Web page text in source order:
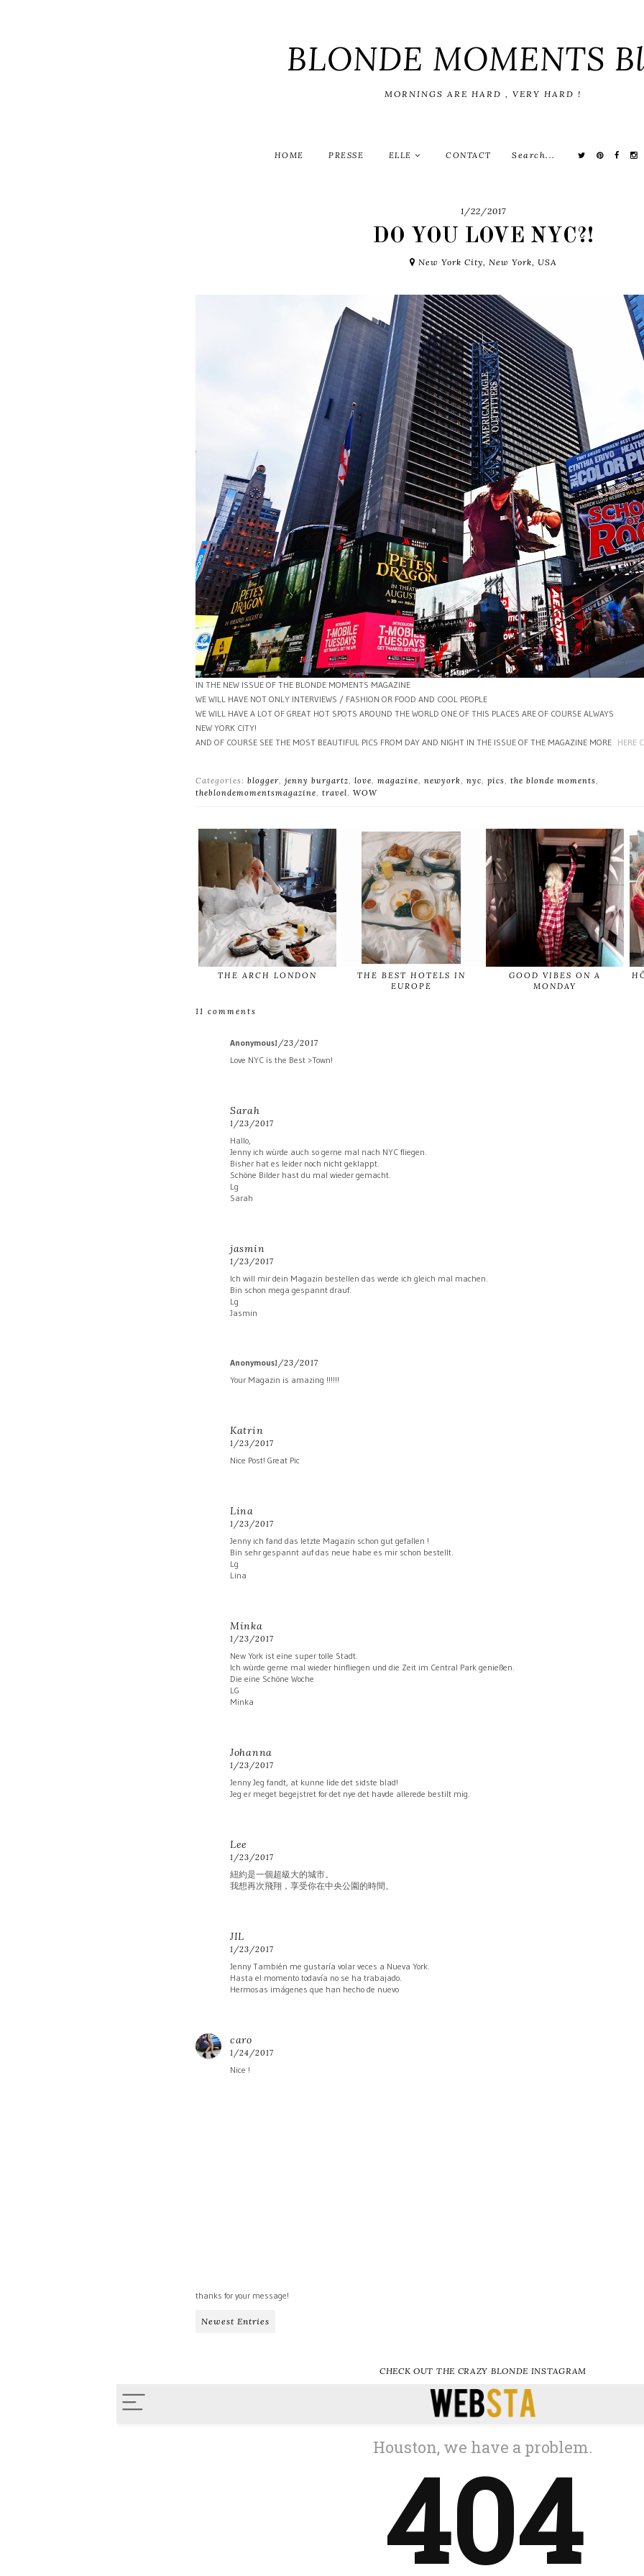
BLONDE MOMENTS
MORNINGS ARE HARD , VERY HARD !
HOME PRESSE ELLE CONTACT
1/22/2017
DO YOU LOVE NYC?!
New York City, New York, USA
IN THE NEW ISSUE OF THE BLONDE MOMENTS MAGAZINE
WE WILL HAVE NOT ONLY INTERVIEWS / FASHION OR FOOD AND COOL PEOPLE
WE WILL HAVE A LOT OF GREAT HOT SPOTS AROUND THE WORLD ONE OF THIS PLACES ARE OF COURSE ALWAYS
NEW YORK CITY!
AND OF COURSE SEE THE MOST BEAUTIFUL PICS FROM DAY AND NIGHT IN THE ISSUE OF THE MAGAZINE MORE HERE
Categories: blogger jenny burgartz love magazine newyork nyc pics the blonde moments
theblondemomentsmagazine
travel WOW
THE ARCH LONDON
THE BEST HOTELS IN
EUROPE
GOOD VIBES ON A
MONDAY
11 comments
Anonymous1/23/2017
Love NYC is the Best >Town!
Sarah
1/23/2017
Hallo,
Jenny ich würde auch so gerne mal nach NYC fliegen.
Bisher hat es leider noch nicht geklappt.
Schöne Bilder hast du mal wieder gemacht.
Lg
Sarah
jasmin
1/23/2017
Ich will mir dein Magazin bestellen das werde ich gleich mal machen.
Bin schon mega gespannt drauf.
Lg
Jasmin
Anonymous1/23/2017
Your Magazin is amazing !!!!!!
Katrin
1/23/2017
Nice Post! Great Pic
Lina
1/23/2017
Jenny ich fand das letzte Magazin schon gut gefallen !
Bin sehr gespannt auf das neue habe es mir schon bestellt.
Lg
Lina
Minka
1/23/2017
New York ist eine super tolle Stadt.
Ich würde gerne mal wieder hinfliegen und die Zeit im Central Park genießen.
Die eine Schöne Woche
LG
Minka
Johanna
1/23/2017
Jenny Jeg fandt, at kunne lide det sidste blad!
Jeg er meget begejstret for det nye det havde allerede bestilt mig.
Lee
1/23/2017
紐約是一個超級大的城市。
我想再次飛翔，享受你在中央公園的時間。
JIL
1/23/2017
Jenny También me gustaría volar veces a Nueva York.
Hasta el momento todavía no se ha trabajado.
Hermosas imágenes que han hecho de nuevo
caro
1/24/2017
Nice !
thanks for your message!
Newest Entries
CHECK OUT THE CRAZY BLONDE INSTAGRAM